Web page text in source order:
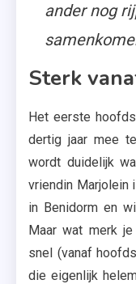
ander nog
Sterk
Het eerste
dertig jaar mee
wordt duidelijk
vriendin Marjolein
in Benidorm en
Maar wat merk
snel (vanaf
die eigenlijk